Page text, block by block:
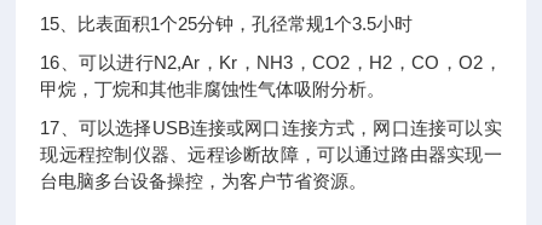
15、比表面积1个25分钟，孔径常规1个3.5小时
16、可以进行N2,Ar，Kr，NH3，CO2，H2，CO，O2，
甲烷，丁烷和其他非腐蚀性气体吸附分析。
17、可以选择USB连接或网口连接方式，网口连接可以实
现远程控制仪器、远程诊断故障，可以通过路由器实现一
台电脑多台设备操控，为客户节省资源。